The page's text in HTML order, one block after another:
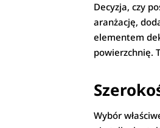
Decyzja, czy
aranżację,
elementem
powierzchnię.
Wybór